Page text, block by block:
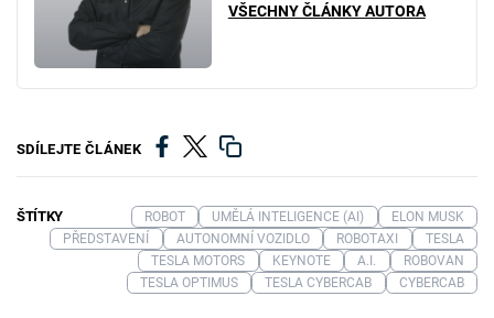
VŠECHNY ČLÁNKY AUTORA
SDÍLEJTE ČLÁNEK
ŠTÍTKY ROBOT UMĚLÁ INTELIGENCE (AI)
ELON MUSK
PŘEDSTAVENÍ
AUTONOMNÍ VOZIDLO ROBOTAXI
TESLA
TESLA MOTORS
KEYNOTE A.I.
ROBOVAN
TESLA OPTIMUS
TESLA CYBERCAB CYBERCAB